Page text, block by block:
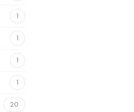
1
1
1
1
20